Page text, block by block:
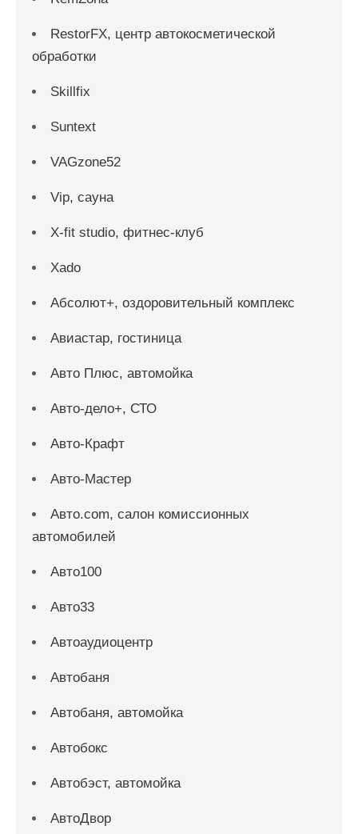
RestorFX, центр автокосметической
обработки
Skillfix
Suntext
VAGzone52
Vip, сауна
X-fit studio, фитнес-клуб
Xado
Абсолют+, оздоровительный комплекс
Авиастар, гостиница
Авто Плюс, автомойка
Авто-дело+, СТО
Авто-Крафт
Авто-Мастер
Авто.com, салон комиссионных
автомобилей
Авто100
Авто33
Автоаудиоцентр
Автобаня
Автобаня, автомойка
Автобокс
Автобэст, автомойка
АвтоДвор